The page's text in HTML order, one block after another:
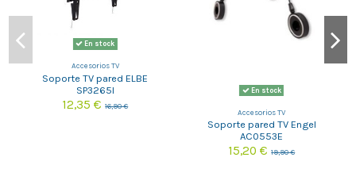
En stock
Accesorios TV
Soporte TV pared ELBE
SP3265I
12,35 €16,90 €
En stock
Accesorios TV
Soporte pared TV Engel
AC0553E
15,20 €19,90 €